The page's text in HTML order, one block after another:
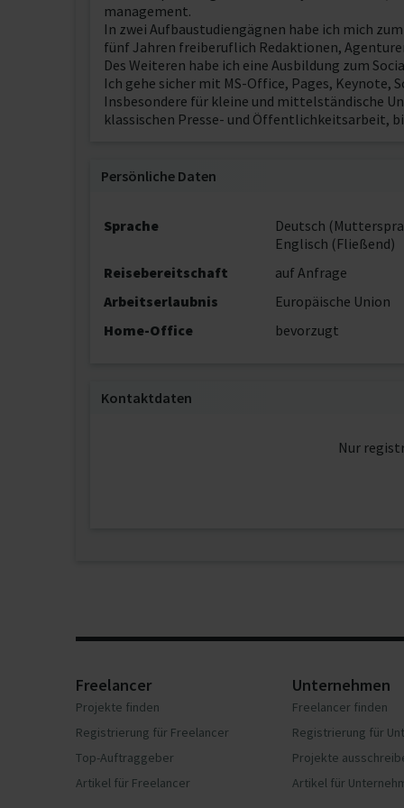
management.
In zwei Aufbaustudiengägnen habe ich mich
fünf Jahren freiberuflich Redaktionen,
Des Weiteren habe ich eine Ausbildung zum
Ich gehe sicher mit MS-Office, Pages, Keynote,
Insbesondere für kleine und mittelständische
klassischen Presse- und Öffentlichkeitsarbeit,
Persönliche Daten
Sprache
Deutsch
Englisch (Fließend)
Reisebereitschaft
auf Anfrage
Arbeitserlaubnis
Europäische Union
Home-Office
bevorzugt
Kontaktdaten
Nur
Freelancer
Projekte finden
Registrierung für Freelancer
Top-Auftraggeber
Artikel für Freelancer
Unternehmen
Freelancer finden
Registrierung für
Projekte
Artikel für